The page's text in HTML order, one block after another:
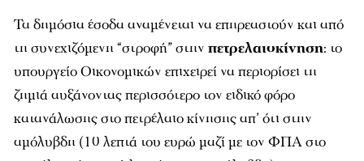
Τα δημόσια έσοδα αναμένεται να επηρεαστούν και από
τη συνεχιζόμενη “στροφή” στην πετρελαιοκίνηση: το
υπουργείο Οικονομικών επιχειρεί να περιορίσει τη
ζημιά αυξάνοντας περισσότερο τον ειδικό φόρο
κατανάλωσης στο πετρέλαιο κίνησης απ’ ότι στην
αμόλυβδη (10 λεπτά του ευρώ μαζί με τον ΦΠΑ στο